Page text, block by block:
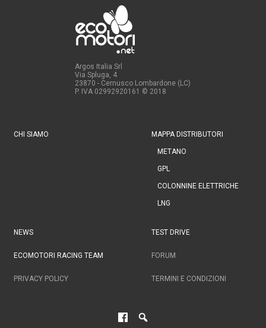
Argos Italia Srl
Via Spluga, 4
23870 - Cernusco Lombardone (LC)
P. IVA 02992920161 © 2018
CHI SIAMO MAPPA DISTRIBUTORI
METANO
GPL
COLONNINE ELETTRICHE
LNG
NEWS TEST DRIVE
ECOMOTORI RACING TEAM FORUM
PRIVACY POLICY TERMINI E CONDIZIONI